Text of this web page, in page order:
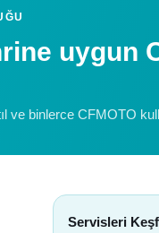
uygun
binlerce CFMOTO
Servisleri